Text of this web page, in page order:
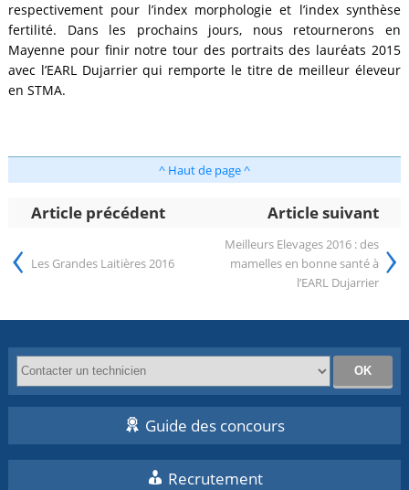
respectivement pour l’index morphologie et l’index synthèse
fertilité. Dans les prochains jours, nous retournerons en
Mayenne pour finir notre tour des portraits des lauréats 2015
avec l’EARL Dujarrier qui remporte le titre de meilleur éleveur
en STMA.
^ Haut de page ^
Article précédent Article suivant
‹ Les Grandes Laitières 2016
Meilleurs Elevages 2016 : des
mamelles en bonne santé à
l’EARL Dujarrier ›
Guide des concours
Recrutement